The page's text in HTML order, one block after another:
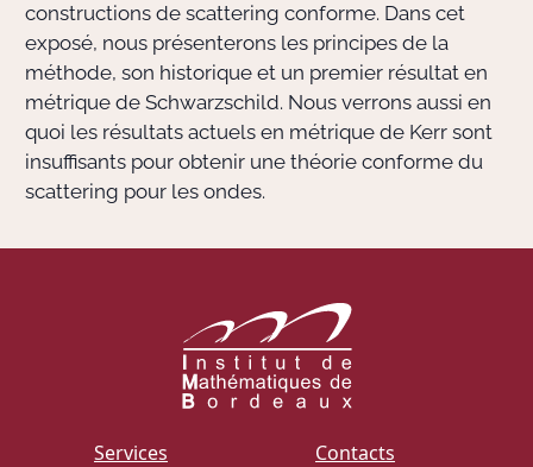
constructions de scattering conforme. Dans cet
exposé, nous présenterons les principes de la
méthode, son historique et un premier résultat en
métrique de Schwarzschild. Nous verrons aussi en
quoi les résultats actuels en métrique de Kerr sont
insuffisants pour obtenir une théorie conforme du
scattering pour les ondes.
Services Contacts